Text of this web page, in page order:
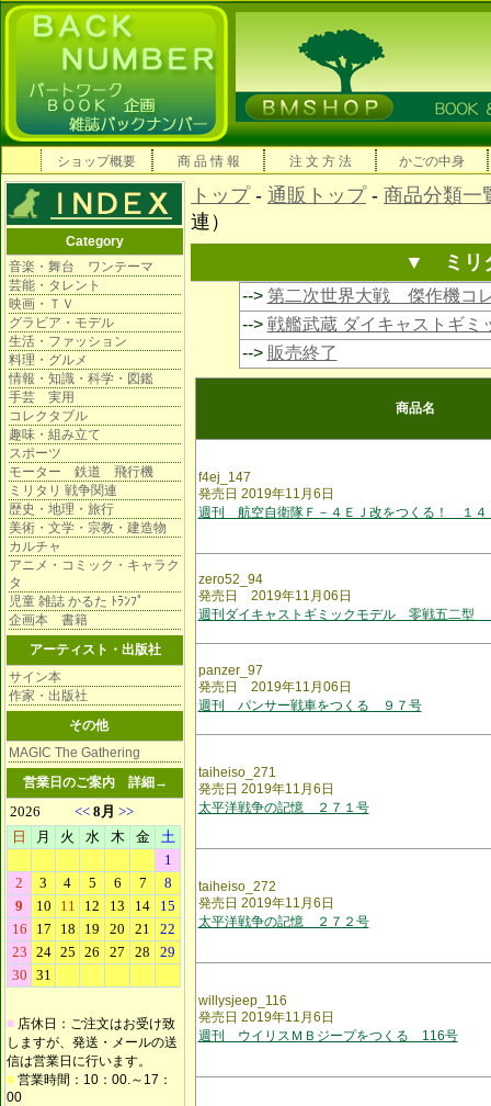
ショップ概要 商 品 情 報 注 文 方 法 かごの中身
Category
音楽・舞台 ワンテーマ
芸能・タレント
映画・ＴＶ
グラビア・モデル
生活・ファッション
料理・グルメ
情報・知識・科学・図鑑
手芸 実用
コレクタブル
趣味・組み立て
スポーツ
モーター 鉄道 飛行機
ミリタリ 戦争関連
歴史・地理・旅行
美術・文学・宗教・建造物
カルチャ
アニメ・コミック・キャラク
タ
児童 雑誌 かるた ﾄﾗﾝﾌﾟ
企画本 書籍
アーティスト・出版社
サイン本
作家・出版社
その他
MAGIC The Gathering
営業日のご案内 詳細→
■ 店休日：ご注文はお受け致
しますが、発送・メールの送
信は営業日に行います。
■ 営業時間：10：00.～17：
00
トップ- 通販トップ- 商品分類一
連）
▼ ミリ
--> 第二次世界大戦 傑作機コ
--> 戦艦武蔵 ダイキャストギミ
--> 販売終了
商品名
f4ej_147
発売日 2019年11月6日
週刊 航空自衛隊Ｆ－４ＥＪ改をつくる！ １４
zero52_94
発売日 2019年11月06日
週刊ダイキャストギミックモデル 零戦五二型
panzer_97
発売日 2019年11月06日
週刊 パンサー戦車をつくる ９７号
taiheiso_271
発売日 2019年11月6日
太平洋戦争の記憶 ２７１号
taiheiso_272
発売日 2019年11月6日
太平洋戦争の記憶 ２７２号
willysjeep_116
発売日 2019年11月6日
週刊 ウイリスＭＢジープをつくる 116号